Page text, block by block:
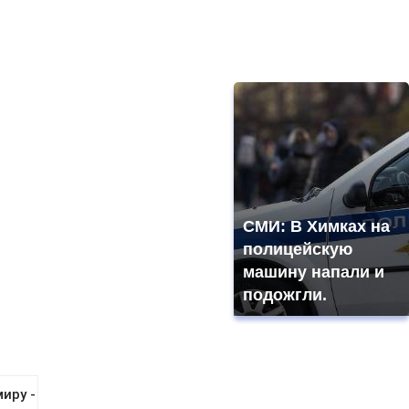
СМИ: В Химках на
полицейскую
машину напали и
подожгли.